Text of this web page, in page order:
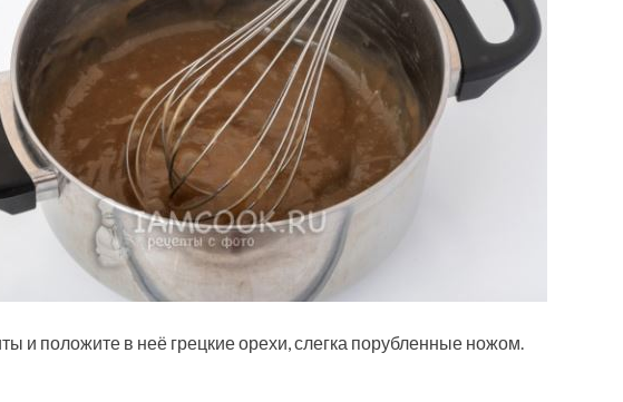
и положите в неё грецкие орехи, слегка порубленные ножом.